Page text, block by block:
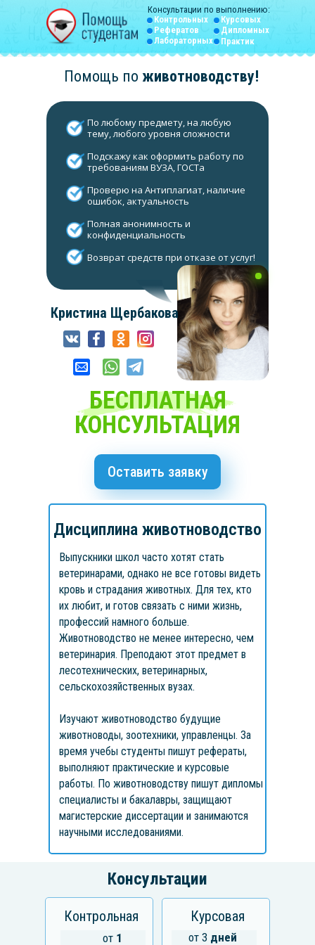
Лабораторных
Дипломных
Курсовых
Контрольных
Рефератов
Консультации по выполнению:
Практик
Помощь по животноводству!
Кристина Щербакова
Главная Консультант
БЕСПЛАТНАЯ
КОНСУЛЬТАЦИЯ
Оставить заявку
По любому предмету, на любую
тему, любого уровня сложности
Подскажу как оформить работу по
требованиям ВУЗА, ГОСТа
Проверю на Антиплагиат, наличие
ошибок, актуальность
Полная анонимность и
конфиденциальность
Возврат средств при отказе от услуг!
Выпускники школ часто хотят стать
ветеринарами, однако не все готовы видеть
кровь и страдания животных. Для тех, кто
их любит, и готов связать с ними жизнь,
профессий намного больше.
Животноводство не менее интересно, чем
ветеринария. Преподают этот предмет в
лесотехнических, ветеринарных,
сельскохозяйственных вузах.
Изучают животноводство будущие
животноводы, зоотехники, управленцы. За
время учебы студенты пишут рефераты,
выполняют практические и курсовые
работы. По животноводству пишут дипломы
специалисты и бакалавры, защищают
магистерские диссертации и занимаются
научными исследованиями.
Дисциплина животноводство
Контрольная Курсовая
Консультации
от 1
от 3 дней